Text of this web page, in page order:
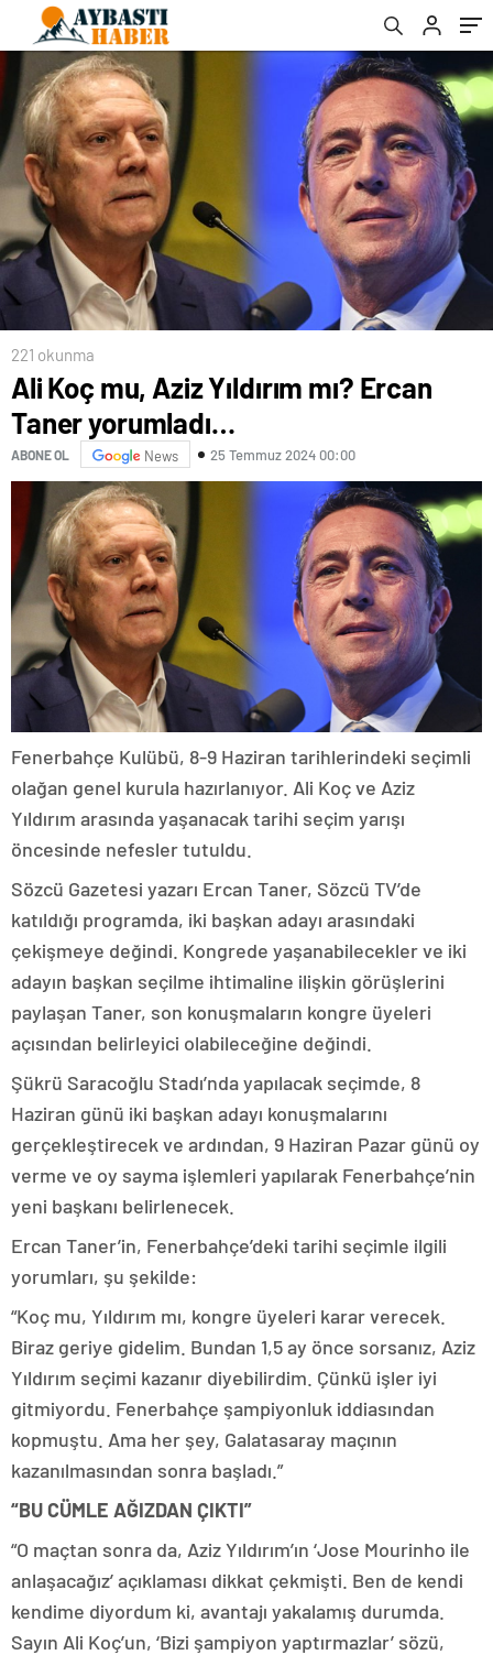
221 okunma
Ali Koç mu, Aziz Yıldırım mı? Ercan
Taner yorumladı…
ABONE OL News 25 Temmuz 2024 00:00
Fenerbahçe Kulübü, 8-9 Haziran tarihlerindeki seçimli
olağan genel kurula hazırlanıyor. Ali Koç ve Aziz
Yıldırım arasında yaşanacak tarihi seçim yarışı
öncesinde nefesler tutuldu.
Sözcü Gazetesi yazarı Ercan Taner, Sözcü TV’de
katıldığı programda, iki başkan adayı arasındaki
çekişmeye değindi. Kongrede yaşanabilecekler ve iki
adayın başkan seçilme ihtimaline ilişkin görüşlerini
paylaşan Taner, son konuşmaların kongre üyeleri
açısından belirleyici olabileceğine değindi.
Şükrü Saracoğlu Stadı’nda yapılacak seçimde, 8
Haziran günü iki başkan adayı konuşmalarını
gerçekleştirecek ve ardından, 9 Haziran Pazar günü oy
verme ve oy sayma işlemleri yapılarak Fenerbahçe’nin
yeni başkanı belirlenecek.
Ercan Taner’in, Fenerbahçe’deki tarihi seçimle ilgili
yorumları, şu şekilde:
“Koç mu, Yıldırım mı, kongre üyeleri karar verecek.
Biraz geriye gidelim. Bundan 1,5 ay önce sorsanız, Aziz
Yıldırım seçimi kazanır diyebilirdim. Çünkü işler iyi
gitmiyordu. Fenerbahçe şampiyonluk iddiasından
kopmuştu. Ama her şey, Galatasaray maçının
kazanılmasından sonra başladı.”
“BU CÜMLE AĞIZDAN ÇIKTI”
“O maçtan sonra da, Aziz Yıldırım’ın ‘Jose Mourinho ile
anlaşacağız’ açıklaması dikkat çekmişti. Ben de kendi
kendime diyordum ki, avantajı yakalamış durumda.
Sayın Ali Koç’un, ‘Bizi şampiyon yaptırmazlar’ sözü,